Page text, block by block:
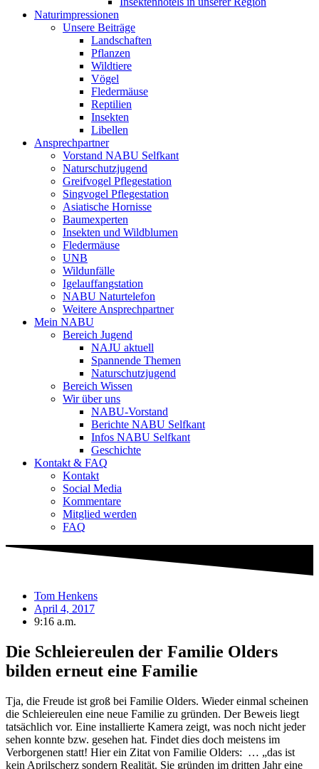
Naturimpressionen
Unsere Beiträge
Landschaften
Pflanzen
Wildtiere
Vögel
Fledermäuse
Reptilien
Insekten
Libellen
Ansprechpartner
Vorstand NABU Selfkant
Naturschutzjugend
Greifvogel Pflegestation
Singvogel Pflegestation
Asiatische Hornisse
Baumexperten
Insekten und Wildblumen
Fledermäuse
UNB
Wildunfälle
Igelauffangstation
NABU Naturtelefon
Weitere Ansprechpartner
Mein NABU
Bereich Jugend
NAJU aktuell
Spannende Themen
Naturschutzjugend
Bereich Wissen
Wir über uns
NABU-Vorstand
Berichte NABU Selfkant
Infos NABU Selfkant
Geschichte
Kontakt & FAQ
Kontakt
Social Media
Kommentare
Mitglied werden
FAQ
Tom Henkens
April 4, 2017
9:16 a.m.
Die Schleiereulen der Familie Olders
bilden erneut eine Familie
Tja, die Freude ist groß bei Familie Olders. Wieder einmal scheinen
die Schleiereulen eine neue Familie zu gründen. Der Beweis liegt
tatsächlich vor. Eine installierte Kamera zeigt, was noch nicht jeder
sehen konnte bzw. gesehen hat. Findet dies doch meistens im
Verborgenen statt! Hier ein Zitat von Familie Olders: … „das ist
kein Aprilscherz sondern Realität. Sie gründen im dritten Jahr eine